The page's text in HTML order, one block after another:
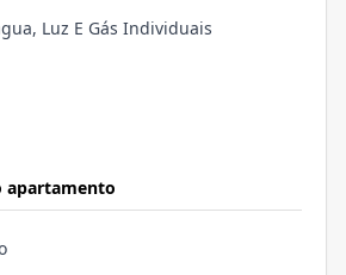
Luz E Gás Individuais
apartamento